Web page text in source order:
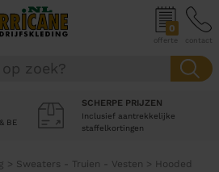
0
offerte contact
BE
SCHERPE PRIJZEN
Inclusief aantrekkelijke
staffelkortingen
> Sweaters - Truien - Vesten >
Hooded